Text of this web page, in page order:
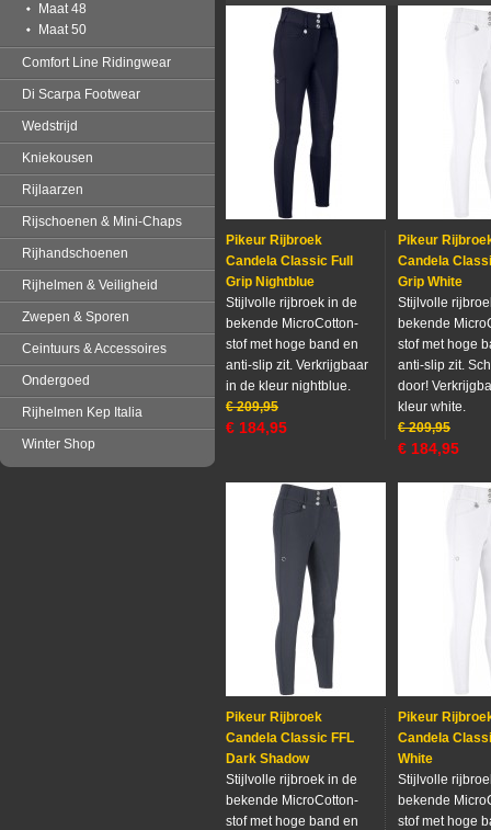
Maat 48
Maat 50
Comfort Line Ridingwear
Di Scarpa Footwear
Wedstrijd
Kniekousen
Rijlaarzen
Rijschoenen & Mini-Chaps
Rijhandschoenen
Rijhelmen & Veiligheid
Zwepen & Sporen
Ceintuurs & Accessoires
Ondergoed
Rijhelmen Kep Italia
Winter Shop
Pikeur Rijbroek
Candela Classic Full
Grip Nightblue
Stijlvolle rijbroek in de
bekende MicroCotton-
stof met hoge band en
anti-slip zit. Verkrijgbaar
in de kleur nightblue.
€ 209,95
€ 184,95
Pikeur
Candela
Grip White
Stijlvolle
bekende
stof met hoge
anti-slip zit.
door!
kleur white.
€ 209,95
€ 184,95
Pikeur Rijbroek
Candela Classic FFL
Dark Shadow
Stijlvolle rijbroek in de
bekende MicroCotton-
stof met hoge band en
Pikeur
Candela
White
Stijlvolle
bekende
stof met hoge